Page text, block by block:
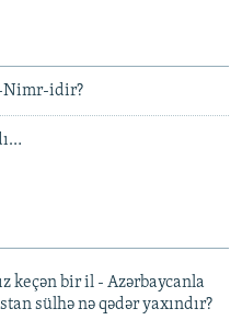
Nimr-idir?
keçən bir il - Azərbaycanla
sülhə nə qədər yaxındır?